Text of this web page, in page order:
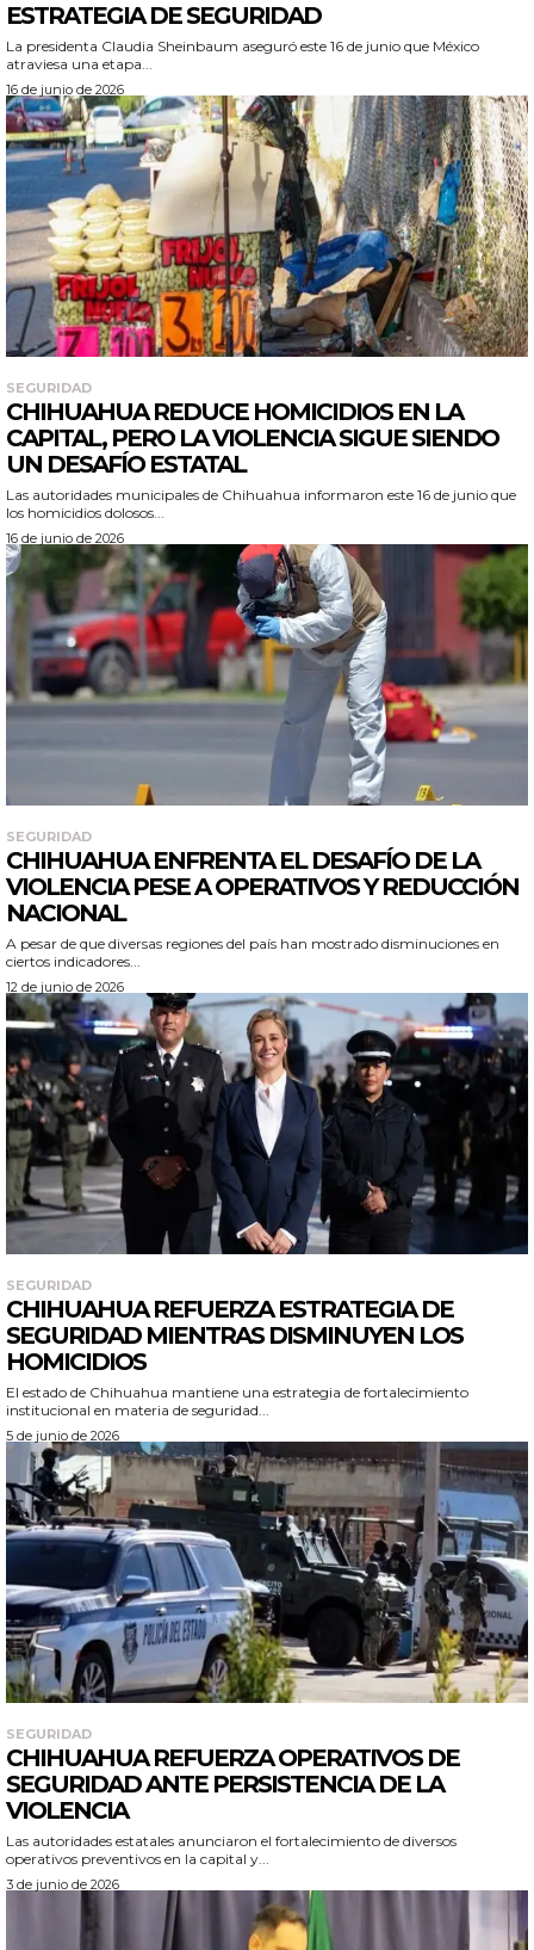
ESTRATEGIA DE SEGURIDAD
La presidenta Claudia Sheinbaum aseguró este 16 de junio que México
atraviesa una etapa...
16 de junio de 2026
SEGURIDAD
CHIHUAHUA REDUCE HOMICIDIOS EN LA
CAPITAL, PERO LA VIOLENCIA SIGUE SIENDO
UN DESAFÍO ESTATAL
Las autoridades municipales de Chihuahua informaron este 16 de junio que
los homicidios dolosos...
16 de junio de 2026
SEGURIDAD
CHIHUAHUA ENFRENTA EL DESAFÍO DE LA
VIOLENCIA PESE A OPERATIVOS Y REDUCCIÓN
NACIONAL
A pesar de que diversas regiones del país han mostrado disminuciones en
ciertos indicadores...
12 de junio de 2026
SEGURIDAD
CHIHUAHUA REFUERZA ESTRATEGIA DE
SEGURIDAD MIENTRAS DISMINUYEN LOS
HOMICIDIOS
El estado de Chihuahua mantiene una estrategia de fortalecimiento
institucional en materia de seguridad...
5 de junio de 2026
SEGURIDAD
CHIHUAHUA REFUERZA OPERATIVOS DE
SEGURIDAD ANTE PERSISTENCIA DE LA
VIOLENCIA
Las autoridades estatales anunciaron el fortalecimiento de diversos
operativos preventivos en la capital y...
3 de junio de 2026